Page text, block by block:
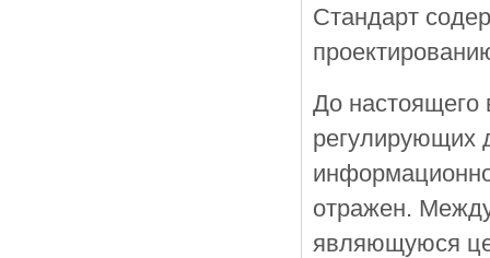
Стандарт
До настоящего
регулирующих
отражен.
являющуюся